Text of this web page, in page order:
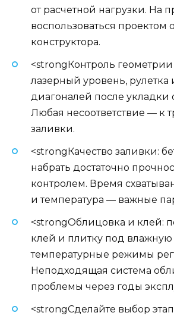
от расчетной нагрузки. На
воспользоваться проектом
конструктора.
<strongКонтроль
лазерный уровень, рулетка
диагоналей после укладки
Любая несоответствие — к
заливки.
<strongКачество заливки:
набрать достаточно
контролем. Время
и температура — важные
<strongОблицовка и клей:
клей и плитку под влажную
температурные режимы
Неподходящая система
проблемы через годы
<strongСделайте выбор